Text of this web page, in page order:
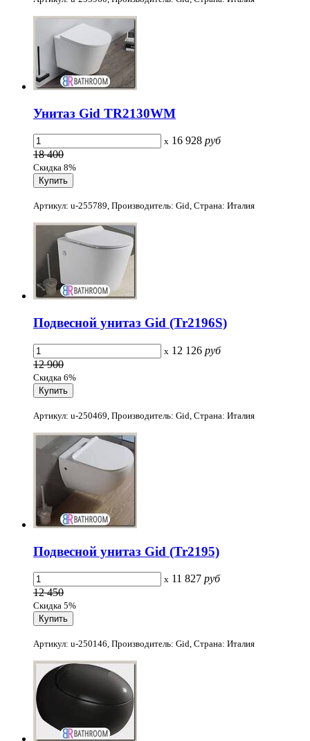
Унитаз Gid TR2130WM
x 16 928 руб
18 400
Скидка 8%
Артикул: u-255789, Производитель: Gid, Страна: Италия
Подвесной унитаз Gid (Tr2196S)
x 12 126 руб
12 900
Скидка 6%
Артикул: u-250469, Производитель: Gid, Страна: Италия
Подвесной унитаз Gid (Tr2195)
x 11 827 руб
12 450
Скидка 5%
Артикул: u-250146, Производитель: Gid, Страна: Италия